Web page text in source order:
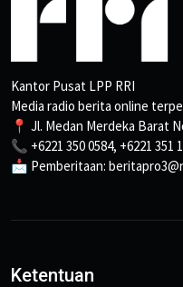
Kantor Pusat LPP RRI
Media radio berita online
📍 Jl. Medan Merdeka Barat
📞 +6221 350 0584, +6221 351
📩 Pemberitaan:
Ketentuan